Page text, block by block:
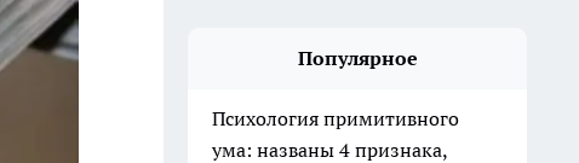
Популярное
Психология примитивного
ума: названы 4 признака,